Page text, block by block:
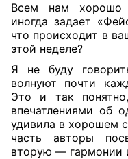
Всем нам хорошо
иногда задает
что происходит в
этой неделе?
Я не буду
волнуют почти
Это и так
впечатлениями об
удивила в хорошем
часть авторы
вторую — гармонии